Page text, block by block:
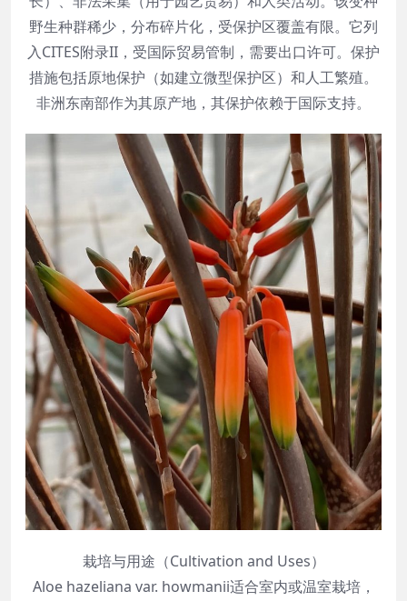
野生种群稀少，分布碎片化，受保护区覆盖有限。它列
入CITES附录II，受国际贸易管制，需要出口许可。保护
措施包括原地保护（如建立微型保护区）和人工繁殖。
非洲东南部作为其原产地，其保护依赖于国际支持。
栽培与用途（Cultivation and Uses）
Aloe hazeliana var. howmanii适合室内或温室栽培，